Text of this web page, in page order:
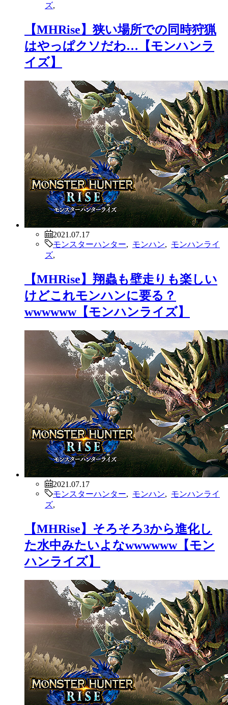
ズ
【MHRise】狭い場所での同時狩猟
はやっぱクソだわ…【モンハンラ
イズ】
2021.07.17
モンスターハンター
モンハン
モンハンライ
ズ
【MHRise】翔蟲も壁走りも楽しい
けどこれモンハンに要る？
wwwwww【モンハンライズ】
2021.07.17
モンスターハンター
モンハン
モンハンライ
ズ
【MHRise】そろそろ3から進化し
た水中みたいよなwwwwww【モン
ハンライズ】